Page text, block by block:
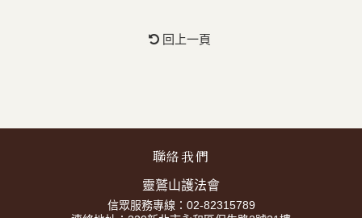
回上一頁
聯絡我們
靈鷲山護法會
信眾服務專線：02-82315789